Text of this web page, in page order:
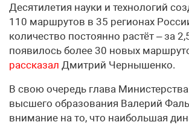
Десятилетия науки и технологий
110 маршрутов в 35 регионах
количество постоянно растёт – за
появилось более 30 новых
рассказал Дмитрий Чернышенко.
В свою очередь глава
высшего образования Валерий
внимание на то, что наибольшая